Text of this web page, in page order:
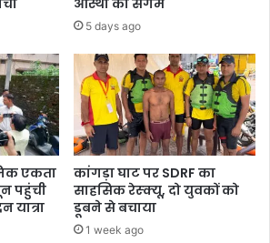
5 days ago
एकता
पहुंची
यात्रा
कांगड़ा घाट पर SDRF का
साहसिक रेस्क्यू, दो युवकों को
डूबने से बचाया
1 week ago